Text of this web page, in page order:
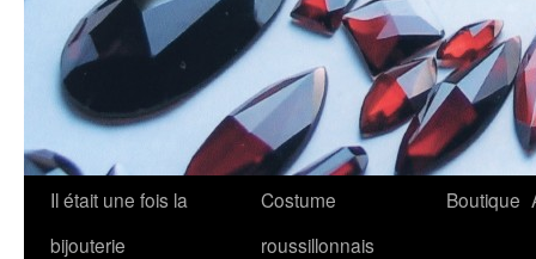
Il était une fois la
bijouterie
Costume
roussillonnais
Boutique